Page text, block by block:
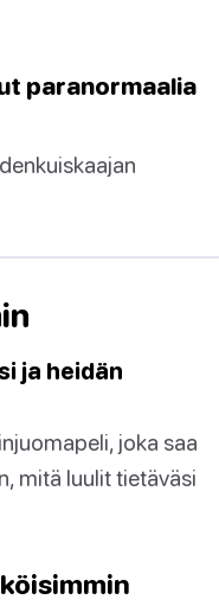
paranormaalia
ja heidän
joka saa
mitä luulit tietäväsi